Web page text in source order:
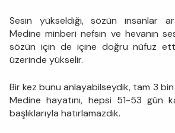
Sesin yükseldiği, sözün insanlar
Medine minberi nefsin ve hevanın
sözün için de içine doğru nüfuz
üzerinde yükselir.
Bir kez bunu anlayabilseydik, tam 3
Medine hayatını, hepsi 51-53 gün
başlıklarıyla hatırlamazdık.